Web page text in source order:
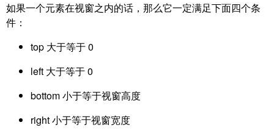
如果一个元素在视窗之内的话，那么它一定满足下面四个条
件：
top 大于等于 0
left 大于等于 0
bottom 小于等于视窗高度
right 小于等于视窗宽度